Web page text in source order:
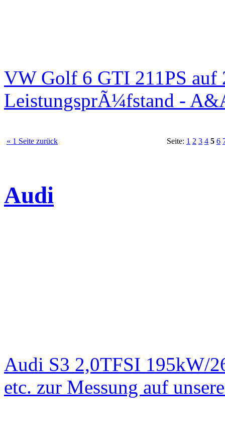
VW Golf 6 GTI 211PS auf
LeistungsprÃ¼fstand -
« 1 Seite zurück Seite: 1 2 3 4 5 6
Audi
Audi S3 2,0TFSI 195kW/
etc. zur Messung auf